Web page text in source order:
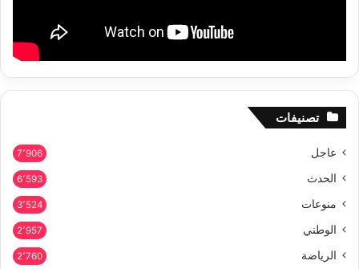
تصنيفات
عاجل 7٬906
الحدث 6٬593
منوعات 3٬524
الوطني 2٬957
الرياضة 2٬760